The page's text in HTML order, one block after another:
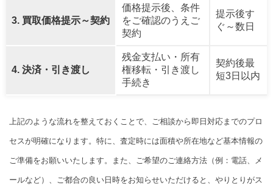
3. 買取価格提示～契約
価格提示後、条件
をご確認のうえご
契約
提示後す
ぐ～数日
4. 決済・引き渡し
残金支払い・所有
権移転・引き渡し
手続き
契約後最
短3日以内
上記のような流れを整えておくことで、ご相談から即日対応までのプロ
セスが明確になります。特に、査定時には面積や所在地など基本情報の
ご準備をお願いいたします。また、ご希望のご連絡方法（例：電話、メ
ールなど）、ご都合の良い日時をお知らせいただけると、やりとりがス